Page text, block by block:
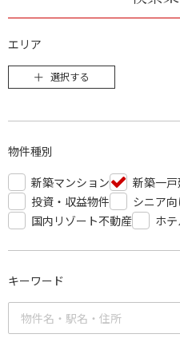
エリア
選択する
物件種別
新築マンション
新築一戸
投資・収益物件
シニア
国内リゾート不動産
ホ
キーワード